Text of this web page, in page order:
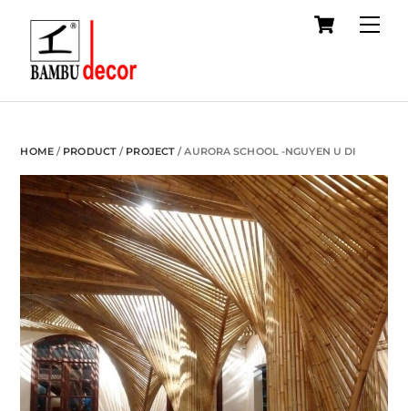
content
Cart
HOME/ PRODUCT / PROJECT / AURORA SCHOOL -NGUYEN U DI